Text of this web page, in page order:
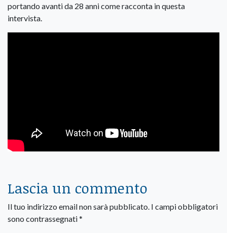
portando avanti da 28 anni come racconta in questa
intervista.
Lascia un commento
Il tuo indirizzo email non sarà pubblicato. I campi obbligatori
sono contrassegnati*